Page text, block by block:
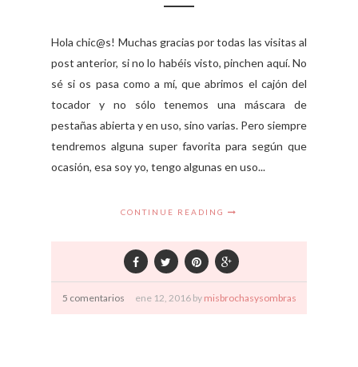
Hola chic@s! Muchas gracias por todas las visitas al
post anterior, si no lo habéis visto, pinchen aquí. No
sé si os pasa como a mí, que abrimos el cajón del
tocador y no sólo tenemos una máscara de
pestañas abierta y en uso, sino varias. Pero siempre
tendremos alguna super favorita para según que
ocasión, esa soy yo, tengo algunas en uso...
CONTINUE READING
5 comentarios ene 12, 2016 by misbrochasysombras